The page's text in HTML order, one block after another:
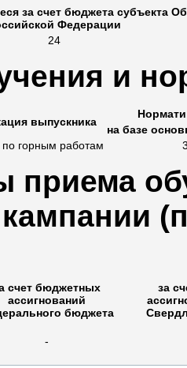
за счет бюджета субъекта
Федерации
24
и
выпускника
на базе
горным работам
приема
счет бюджетных
ассигнований
бюджета
за
-